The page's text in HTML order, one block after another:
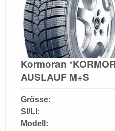
Kormoran
AUSLAUF M+S
Grösse:
SI/LI:
Modell: